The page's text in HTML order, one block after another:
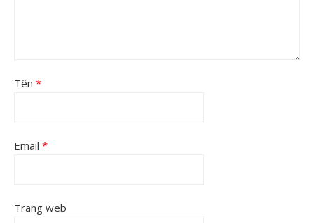
Tên *
Email *
Trang web